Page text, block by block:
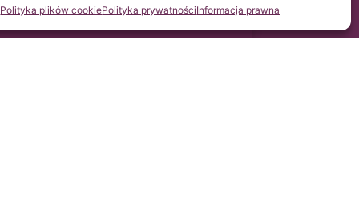
Polityka plików cookiePolityka prywatnościInformacja prawna